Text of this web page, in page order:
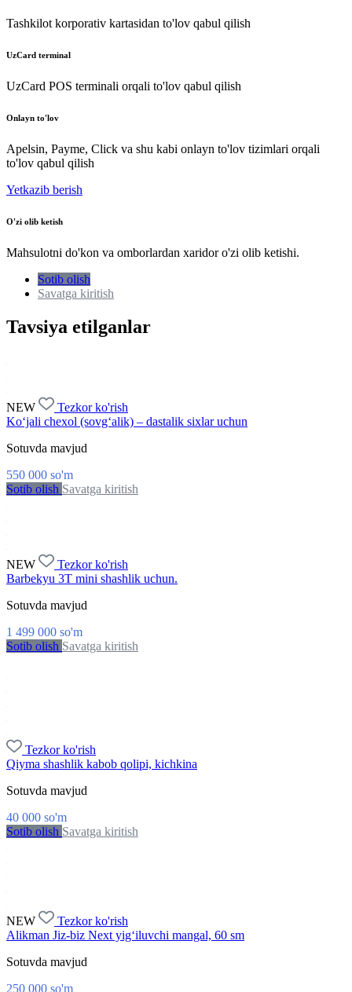
Tashkilot korporativ kartasidan to'lov qabul qilish
UzCard terminal
UzCard POS terminali orqali to'lov qabul qilish
Onlayn to'lov
Apelsin, Payme, Click va shu kabi onlayn to'lov tizimlari orqali
to'lov qabul qilish
Yetkazib berish
O'zi olib ketish
Mahsulotni do'kon va omborlardan xaridor o'zi olib ketishi.
Sotib olish
Savatga kiritish
Tavsiya etilganlar
NEW
Tezkor ko'rish
Ko‘jali chexol (sovg‘alik) – dastalik sixlar uchun
Sotuvda mavjud
550 000 so'm
Sotib olish Savatga kiritish
NEW
Tezkor ko'rish
Barbekyu 3T mini shashlik uchun.
Sotuvda mavjud
1 499 000 so'm
Sotib olish Savatga kiritish
Tezkor ko'rish
Qiyma shashlik kabob qolipi, kichkina
Sotuvda mavjud
40 000 so'm
Sotib olish Savatga kiritish
NEW
Tezkor ko'rish
Alikman Jiz-biz Next yig‘iluvchi mangal, 60 sm
Sotuvda mavjud
250 000 so'm